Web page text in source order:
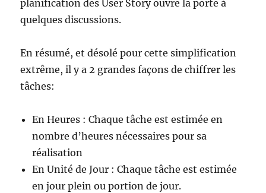
planification des User Story ouvre la porte à
quelques discussions.
En résumé, et désolé pour cette simplification
extrême, il y a 2 grandes façons de chiffrer les
tâches:
En Heures : Chaque tâche est estimée en
nombre d’heures nécessaires pour sa
réalisation
En Unité de Jour : Chaque tâche est estimée
en jour plein ou portion de jour.